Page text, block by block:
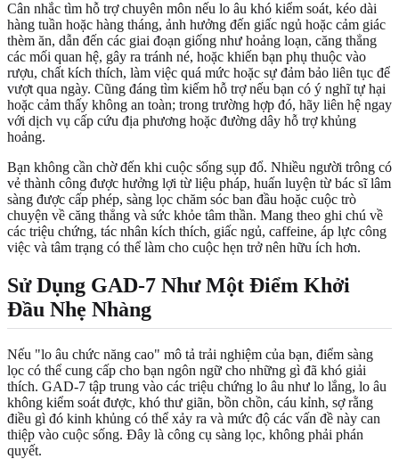
Cân nhắc tìm hỗ trợ chuyên môn nếu lo âu khó kiểm soát, kéo dài
hàng tuần hoặc hàng tháng, ảnh hưởng đến giấc ngủ hoặc cảm giác
thèm ăn, dẫn đến các giai đoạn giống như hoảng loạn, căng thẳng
các mối quan hệ, gây ra tránh né, hoặc khiến bạn phụ thuộc vào
rượu, chất kích thích, làm việc quá mức hoặc sự đảm bảo liên tục để
vượt qua ngày. Cũng đáng tìm kiếm hỗ trợ nếu bạn có ý nghĩ tự hại
hoặc cảm thấy không an toàn; trong trường hợp đó, hãy liên hệ ngay
với dịch vụ cấp cứu địa phương hoặc đường dây hỗ trợ khủng
hoảng.
Bạn không cần chờ đến khi cuộc sống sụp đổ. Nhiều người trông có
vẻ thành công được hưởng lợi từ liệu pháp, huấn luyện từ bác sĩ lâm
sàng được cấp phép, sàng lọc chăm sóc ban đầu hoặc cuộc trò
chuyện về căng thẳng và sức khỏe tâm thần. Mang theo ghi chú về
các triệu chứng, tác nhân kích thích, giấc ngủ, caffeine, áp lực công
việc và tâm trạng có thể làm cho cuộc hẹn trở nên hữu ích hơn.
Sử Dụng GAD-7 Như Một Điểm Khởi
Đầu Nhẹ Nhàng
Nếu "lo âu chức năng cao" mô tả trải nghiệm của bạn, điểm sàng
lọc có thể cung cấp cho bạn ngôn ngữ cho những gì đã khó giải
thích. GAD-7 tập trung vào các triệu chứng lo âu như lo lắng, lo âu
không kiểm soát được, khó thư giãn, bồn chồn, cáu kỉnh, sợ rằng
điều gì đó kinh khủng có thể xảy ra và mức độ các vấn đề này can
thiệp vào cuộc sống. Đây là công cụ sàng lọc, không phải phán
quyết.